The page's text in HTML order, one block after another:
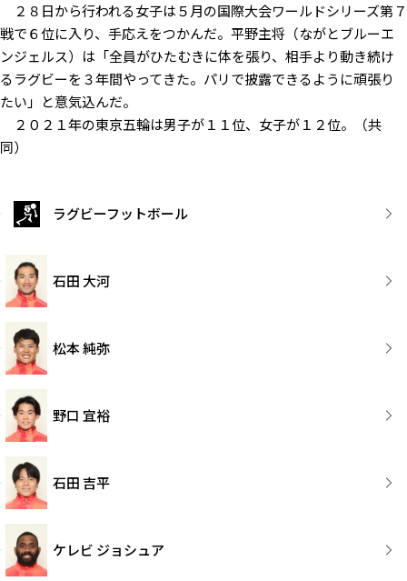
２８日から行われる女子は５月の国際大会ワールドシリーズ第７
戦で６位に入り、手応えをつかんだ。平野主将（ながとブルーエ
ンジェルス）は「全員がひたむきに体を張り、相手より動き続け
るラグビーを３年間やってきた。パリで披露できるように頑張り
たい」と意気込んだ。
２０２１年の東京五輪は男子が１１位、女子が１２位。（共
同）
ラグビーフットボール
石田 大河
松本 純弥
野口 宜裕
石田 吉平
ケレビ ジョシュア